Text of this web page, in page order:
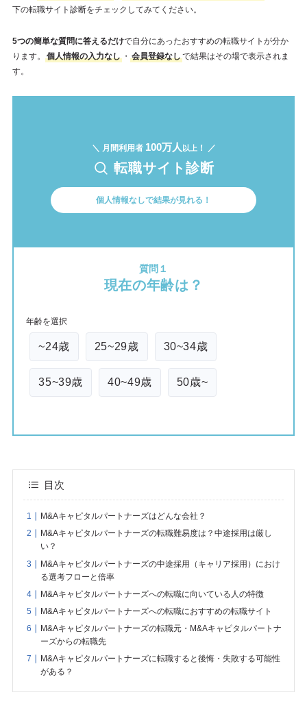
下の転職サイト診断をチェックしてみてください。
5つの簡単な質問に答えるだけで自分にあったおすすめの転職サイトが分か
ります。
個人情報の入力なし・ 会員登録なしで結果はその場で表示されま
す。
＼ 月間利用者 100万人 以上 ！ ／
転職サイト診断
個人情報なしで結果が見れる！
質問１
現在の年齢は？
年齢を選択
~24歳 25~29歳 30~34歳
35~39歳 40~49歳 50歳~
目次
M&Aキャピタルパートナーズはどんな会社？
M&Aキャピタルパートナーズの転職難易度は？中途採用は厳し
い？
M&Aキャピタルパートナーズの中途採用（キャリア採用）におけ
る選考フローと倍率
M&Aキャピタルパートナーズへの転職に向いている人の特徴
M&Aキャピタルパートナーズへの転職におすすめの転職サイト
M&Aキャピタルパートナーズの転職元・M&Aキャピタルパートナ
ーズからの転職先
M&Aキャピタルパートナーズに転職すると後悔・失敗する可能性
がある？